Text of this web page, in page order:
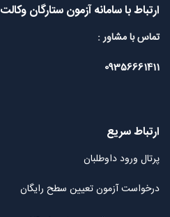
ارتباط با سامانه آزمون ستارگان وکالت
تماس با مشاور :
09356661411
ارتباط سریع
پرتال ورود داوطلبان
درخواست آزمون تعیین سطح رایگان